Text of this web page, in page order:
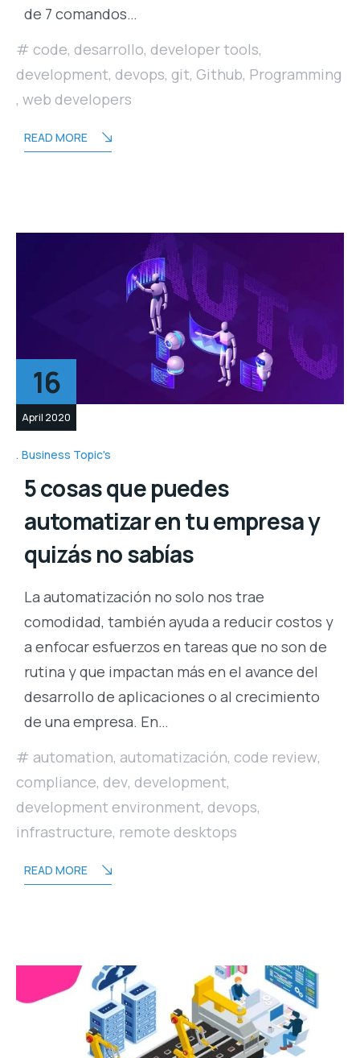
de 7 comandos…
code, desarrollo, developer tools,
development, devops, git, Github, Programming
, web developers
READ MORE
16
April 2020
Business Topic's
5 cosas que puedes
automatizar en tu empresa y
quizás no sabías
La automatización no solo nos trae
comodidad, también ayuda a reducir costos y
a enfocar esfuerzos en tareas que no son de
rutina y que impactan más en el avance del
desarrollo de aplicaciones o al crecimiento
de una empresa. En…
automation, automatización, code review,
compliance, dev, development,
development environment, devops,
infrastructure, remote desktops
READ MORE